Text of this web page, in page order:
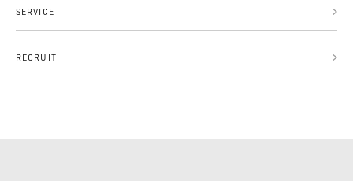
SERVICE
RECRUIT